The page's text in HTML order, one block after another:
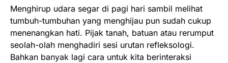
Menghirup udara segar di pagi hari sambil melihat
tumbuh-tumbuhan yang menghijau pun sudah cukup
menenangkan hati. Pijak tanah, batuan atau rerumput
seolah-olah menghadiri sesi urutan refleksologi.
Bahkan banyak lagi cara untuk kita berinteraksi